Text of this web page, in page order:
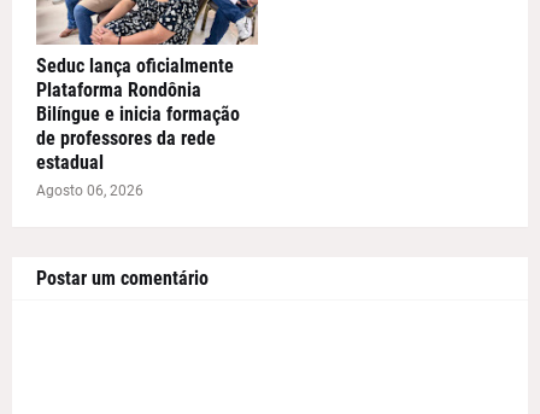
Seduc lança oficialmente
Plataforma Rondônia
Bilíngue e inicia formação
de professores da rede
estadual
Agosto 06, 2026
Postar um comentário